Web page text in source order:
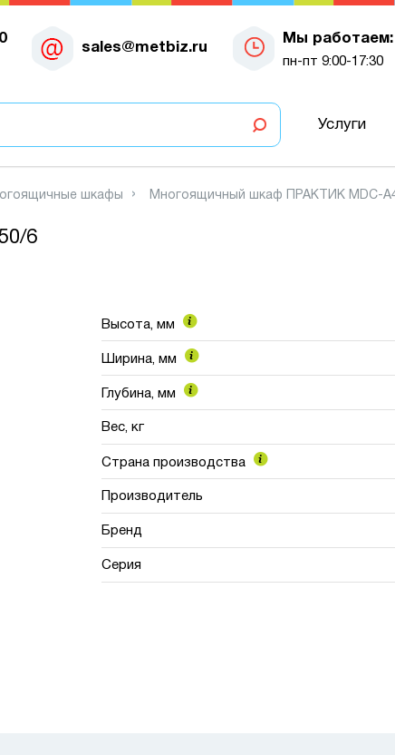
sales@metbiz.ru
Мы работаем:
пн-пт 9:00-17:30
Услуги
шкафы Многоящичный шкаф ПРАКТИК MDC-
6
Высота, мм
Ширина, мм
Глубина, мм
Вес, кг
Страна производства
Производитель
Бренд
Серия